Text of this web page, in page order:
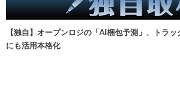
【独自】オープンロジの「AI梱包予測」、トラ
にも活用本格化